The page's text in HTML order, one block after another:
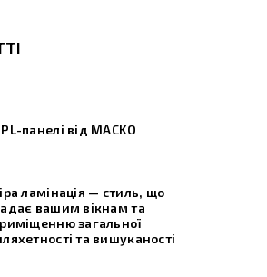
панелі від MACKO
ламінація — стиль, що
вашим вікнам та
загальної
та вишуканості